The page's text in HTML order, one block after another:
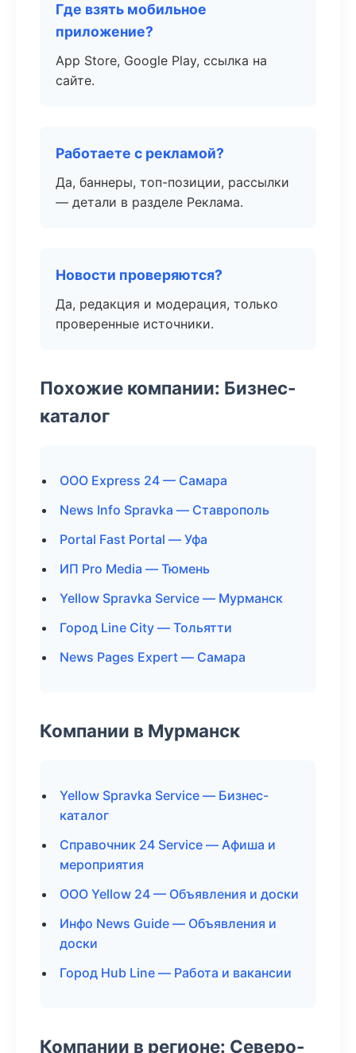
Где взять мобильное
приложение?
App Store, Google Play, ссылка на
сайте.
Работаете с рекламой?
Да, баннеры, топ-позиции, рассылки
— детали в разделе Реклама.
Новости проверяются?
Да, редакция и модерация, только
проверенные источники.
Похожие компании: Бизнес-
каталог
ООО Express 24 — Самара
News Info Spravka — Ставрополь
Portal Fast Portal — Уфа
ИП Pro Media — Тюмень
Yellow Spravka Service — Мурманск
Город Line City — Тольятти
News Pages Expert — Самара
Компании в Мурманск
Yellow Spravka Service — Бизнес-
каталог
Справочник 24 Service — Афиша и
мероприятия
ООО Yellow 24 — Объявления и доски
Инфо News Guide — Объявления и
доски
Город Hub Line — Работа и вакансии
Компании в регионе: Северо-